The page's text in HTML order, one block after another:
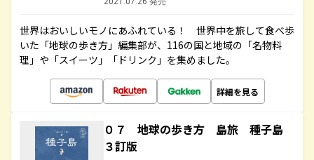
世界はおいしいモノにあふれている！ 世界中を旅して食べ歩
いた「地球の歩き方」編集部が、116の国と地域の「名物料
理」や「スイーツ」「ドリンク」を集めました。
詳細を見る
０７ 地球の歩き方 島旅 種子島
３訂版